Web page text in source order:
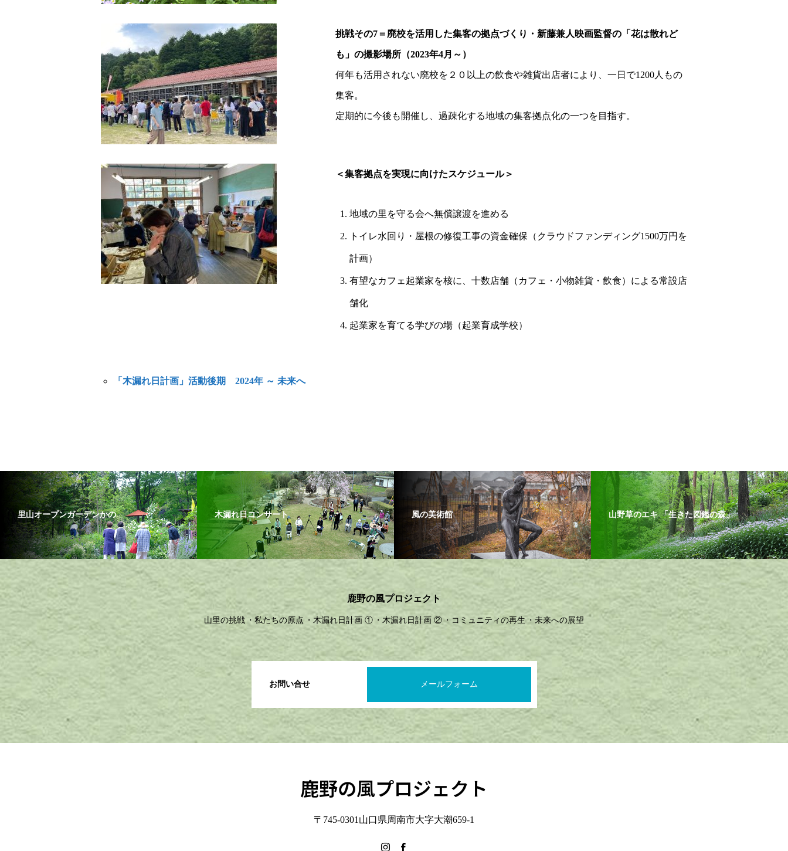
挑戦その7＝廃校を活用した集客の拠点づくり・新藤兼人映画監督の「花は散れど
も」の撮影場所（2023年4月～）
何年も活用されない廃校を２０以上の飲食や雑貨出店者により、一日で1200人もの
集客。
定期的に今後も開催し、過疎化する地域の集客拠点化の一つを目指す。
＜集客拠点を実現に向けたスケジュール＞
地域の里を守る会へ無償譲渡を進める
トイレ水回り・屋根の修復工事の資金確保（クラウドファンディング1500万円を
計画）
有望なカフェ起業家を核に、十数店舗（カフェ・小物雑貨・飲食）による常設店
舗化
起業家を育てる学びの場（起業育成学校）
「木漏れ日計画」活動後期 2024年 ～ 未来へ
里山オープンガーデンかの 木漏れ日コンサート 風の美術館 山野草のエキ 「生きた図鑑の森」
鹿野の風プロジェクト
山里の挑戦 私たちの原点 木漏れ日計画 ① 木漏れ日計画 ② コミュニティの再生 未来への展望
お問い合せ メールフォーム
鹿野の風プロジェクト
〒745-0301山口県周南市大字大潮659-1